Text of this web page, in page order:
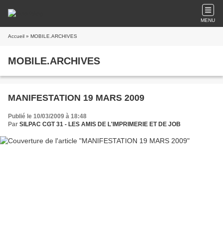
MENU
Accueil » MOBILE.ARCHIVES
MOBILE.ARCHIVES
MANIFESTATION 19 MARS 2009
Publié le 10/03/2009 à 18:48
Par SILPAC CGT 31 - LES AMIS DE L'IMPRIMERIE ET DE JOB